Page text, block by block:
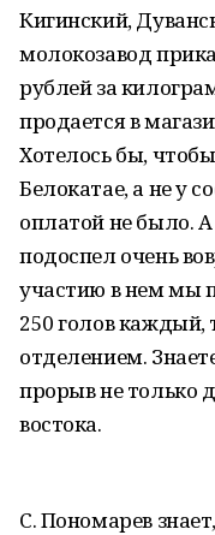
Кигинский,
молокозавод
рублей за
продается в
Хотелось бы,
Белокатае, а не у
оплатой не было.
подоспел очень
участию в нем мы
250 голов
отделением.
прорыв не только
востока.
С. Пономарев